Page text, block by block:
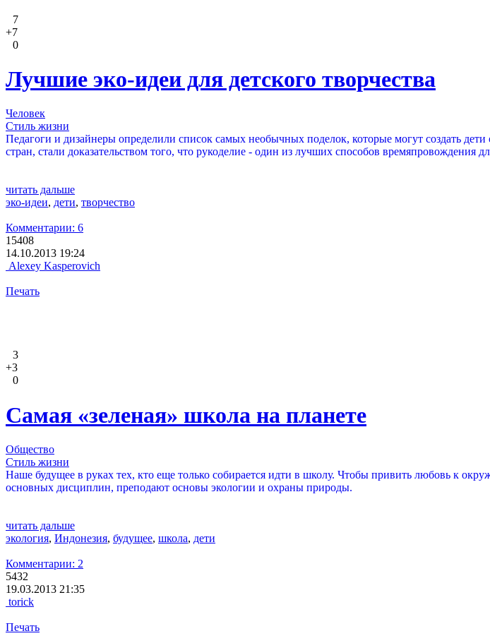
7
+7
0
Лучшие эко-идеи для детского творчества
Человек
Стиль жизни
Педагоги и дизайнеры определили список самых необычных поделок, которые могут создать
стран, стали доказательством того, что рукоделие - один из лучших способов времяпровождения
читать дальше
эко-идеи, дети, творчество
Комментарии: 6
15408
14.10.2013 19:24
Alexey Kasperovich
Печать
3
+3
0
Самая «зеленая» школа на планете
Общество
Стиль жизни
Наше будущее в руках тех, кто еще только собирается идти в школу. Чтобы привить любовь к
основных дисциплин, преподают основы экологии и охраны природы.
читать дальше
экология, Индонезия, будущее, школа, дети
Комментарии: 2
5432
19.03.2013 21:35
torick
Печать